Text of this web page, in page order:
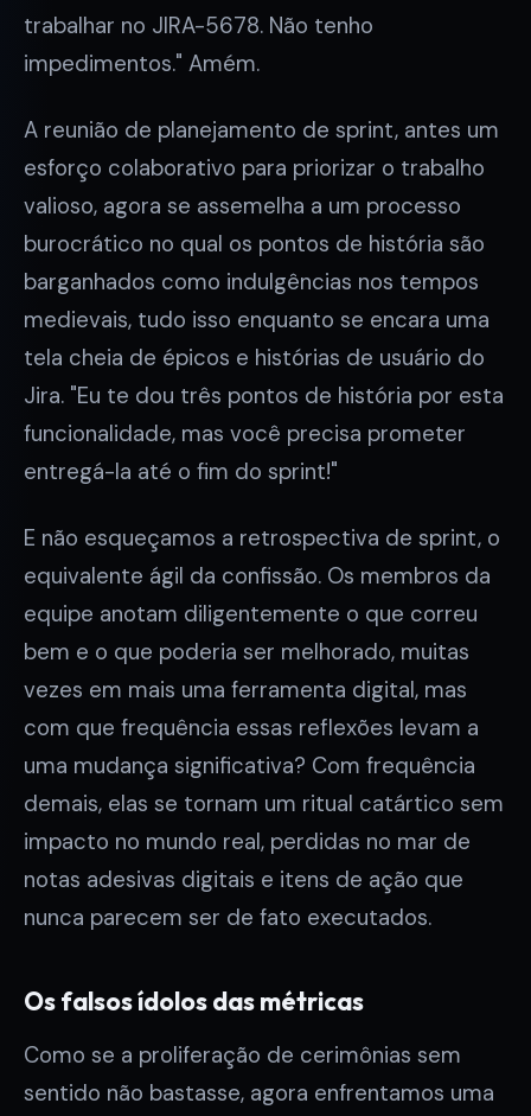
trabalhar no JIRA-5678. Não tenho
impedimentos." Amém.
A reunião de planejamento de sprint, antes um
esforço colaborativo para priorizar o trabalho
valioso, agora se assemelha a um processo
burocrático no qual os pontos de história são
barganhados como indulgências nos tempos
medievais, tudo isso enquanto se encara uma
tela cheia de épicos e histórias de usuário do
Jira. "Eu te dou três pontos de história por esta
funcionalidade, mas você precisa prometer
entregá-la até o fim do sprint!"
E não esqueçamos a retrospectiva de sprint, o
equivalente ágil da confissão. Os membros da
equipe anotam diligentemente o que correu
bem e o que poderia ser melhorado, muitas
vezes em mais uma ferramenta digital, mas
com que frequência essas reflexões levam a
uma mudança significativa? Com frequência
demais, elas se tornam um ritual catártico sem
impacto no mundo real, perdidas no mar de
notas adesivas digitais e itens de ação que
nunca parecem ser de fato executados.
Os falsos ídolos das métricas
Como se a proliferação de cerimônias sem
sentido não bastasse, agora enfrentamos uma